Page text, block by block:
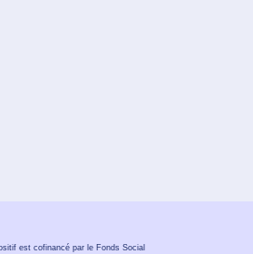
est cofinancé par le Fonds Social